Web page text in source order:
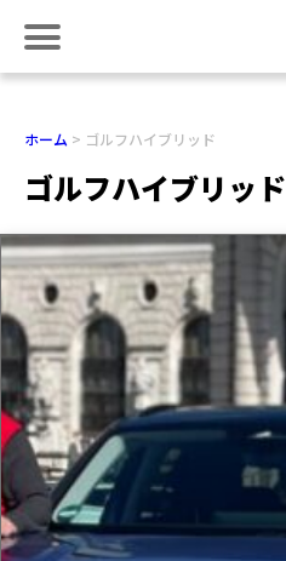
ホーム ゴルフハイブリッド
ゴルフハイブリッド